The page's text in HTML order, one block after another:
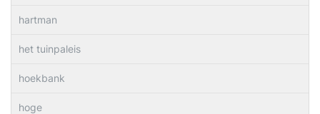
hartman
het tuinpaleis
hoekbank
hoge